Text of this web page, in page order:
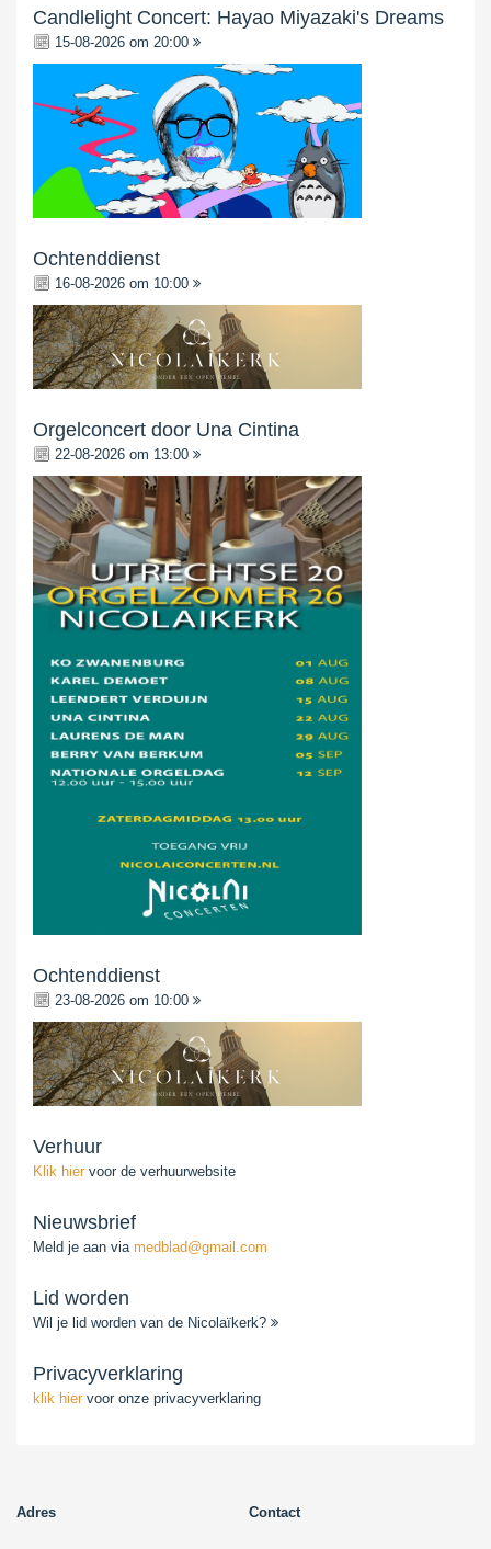
Candlelight Concert: Hayao Miyazaki's Dreams
15-08-2026 om 20:00
Ochtenddienst
16-08-2026 om 10:00
Orgelconcert door Una Cintina
22-08-2026 om 13:00
Ochtenddienst
23-08-2026 om 10:00
Verhuur
Klik hier voor de verhuurwebsite
Nieuwsbrief
Meld je aan via medblad@gmail.com
Lid worden
Wil je lid worden van de Nicolaïkerk?
Privacyverklaring
klik hier voor onze privacyverklaring
Adres Contact